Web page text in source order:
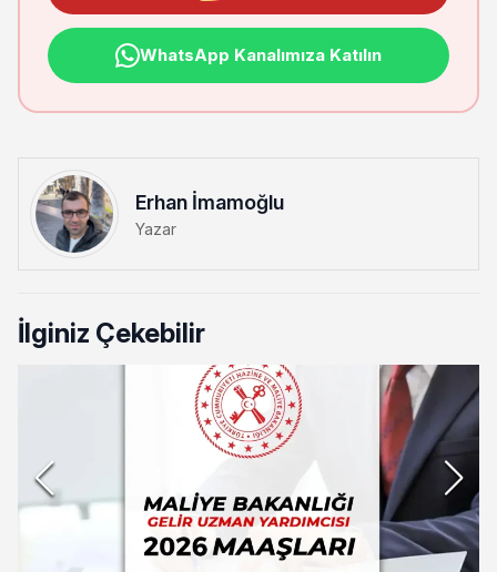
WhatsApp Kanalımıza Katılın
Erhan İmamoğlu
Yazar
İlginiz Çekebilir